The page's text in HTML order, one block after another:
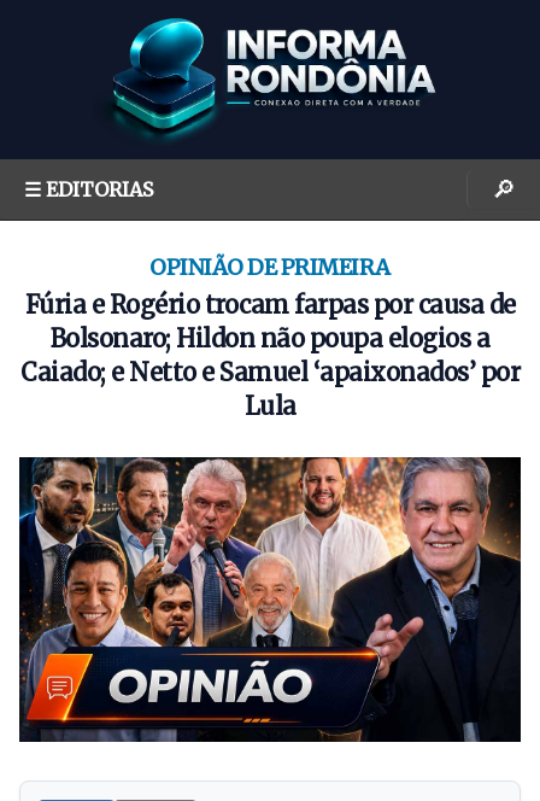
☰ EDITORIAS 🔎
OPINIÃO DE PRIMEIRA
Fúria e Rogério trocam farpas por causa de
Bolsonaro; Hildon não poupa elogios a
Caiado; e Netto e Samuel ‘apaixonados’ por
Lula